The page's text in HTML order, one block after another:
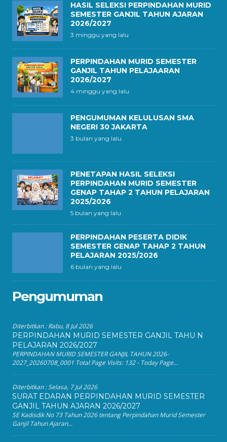
HASIL SELEKSI PERPINDAHAN MURID
SEMESTER GANJIL TAHUN AJARAN
2026/2027
3 minggu yang lalu
PERPINDAHAN MURID SEMESTER
GANJIL TAHUN PELAJAARAN
2026/2027
4 minggu yang lalu
PENGUMUMAN KELULUSAN SMA
NEGERI 30 JAKARTA
3 bulan yang lalu
PENETAPAN HASIL SELEKSI
PERPINDAHAN MURID SEMESTER
GENAP TAHAP 2 TAHUN PELAJARAN
2025/2026
5 bulan yang lalu
PERPINDAHAN PESERTA DIDIK
SEMESTER GENAP TAHAP 2 TAHUN
PELAJARAN 2025/2026
6 bulan yang lalu
Pengumuman
Diterbitkan :Rabu, 8 Jul 2026
PERPINDAHAN MURID SEMESTER GANJIL TAHU N
PELAJARAN 2026/2027
PERPINDAHAN MURID SEMESTER GANJIL TAHUN 2026-
2027_20260708_0001 Total Page Visits: 132 - Today Page...
Diterbitkan :Selasa, 7 Jul 2026
SURAT EDARAN PERPINDAHAN MURID SEMESTER
GANJIL TAHUN AJARAN 2026/2027
SE Kadisdik No 73 Tahun 2026 tentang Perpindahan Murid Semester
Ganjil Tahun Ajaran...